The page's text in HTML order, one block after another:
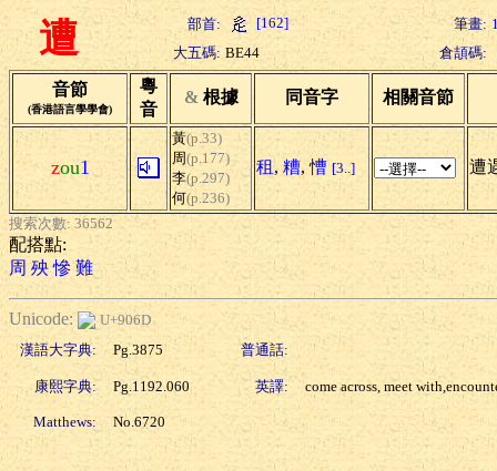
遭 部首: [162] 筆畫:
大五碼: BE44 倉頡碼:
音節
(香港語言學學會)
粵
音
& 根據 同音字 相關音節
zou1
黃(p.33)
周(p.177)
李(p.297)
何(p.236)
租, 糟,慒 [3..] 遭
搜索次數: 36562
配搭點:
周 殃 慘 難
Unicode:
U+906D
漢語大字典:
Pg.3875 普通話:
康熙字典: Pg.1192.060 英譯: come across, meet
Matthews: No.6720